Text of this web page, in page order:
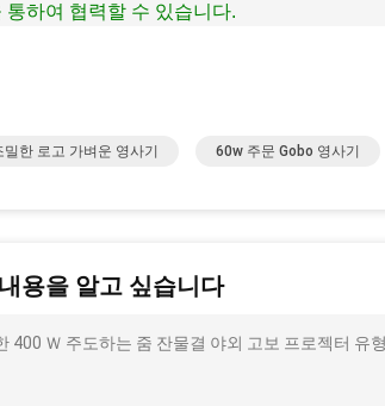
하여 협력할 수 있습니다.
밀한 로고 가벼운 영사기 60w 주문 Gobo 영사기
용을 알고 싶습니다
400 Ｗ 주도하는 줌 잔물결 야외 고보 프로젝터 유